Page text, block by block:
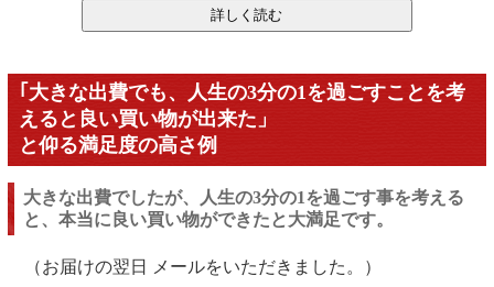
｢大きな出費でも、人生の3分の1を過ごすことを考
えると良い買い物が出来た」
と仰る満足度の高さ例
大きな出費でしたが、人生の3分の1を過ごす事を考える
と、本当に良い買い物ができたと大満足です。
（お届けの翌日 メールをいただきました。）